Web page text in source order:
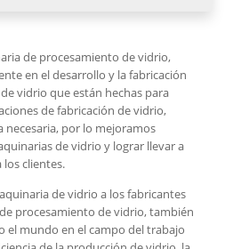
de procesamiento de vidrio,
en el desarrollo y la fabricación
vidrio que están hechas para
de fabricación de vidrio,
necesaria, por lo mejoramos
de vidrio y lograr llevar a
clientes.
de vidrio a los fabricantes
procesamiento de vidrio, también
el mundo en el campo del trabajo